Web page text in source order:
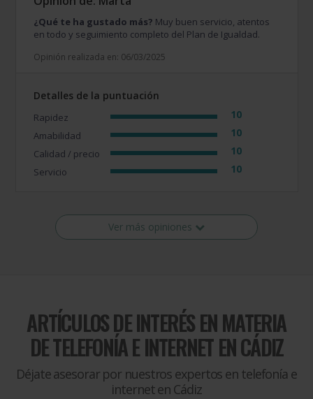
¿Qué te ha gustado más? Muy buen servicio, atentos
en todo y seguimiento completo del Plan de Igualdad.
Opinión realizada en: 06/03/2025
Detalles de la puntuación
Rapidez 10
Amabilidad 10
Calidad / precio 10
Servicio 10
Ver más opiniones
ARTÍCULOS DE INTERÉS EN MATERIA
DETELEFONÍA E INTERNET EN CÁDIZ
Déjate asesorar por nuestros expertos en telefonía e
internet en Cádiz